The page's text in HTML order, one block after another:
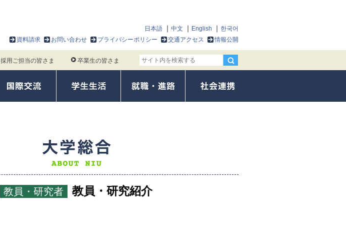
日本語 中文 English
한국어
資料請求
お問い合わせ プライバシーポリシー 交通アクセス 情報公開
採用ご担当の皆さま 卒業生の皆さま
教員・研究者 教員・研究紹介